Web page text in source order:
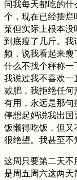
问我每天都吃的
个，现在已经摆
菜但实际上根本没
到底瘦了几斤。
频，说我看起来
什么不找个秤称一
我说过我不喜欢
减肥，我拒绝任何
有用，永远是那
停想起妈说我出
饭懒得吃饭，但又
很绝望。我甚至不
这周只要第二天
是周五周六这两